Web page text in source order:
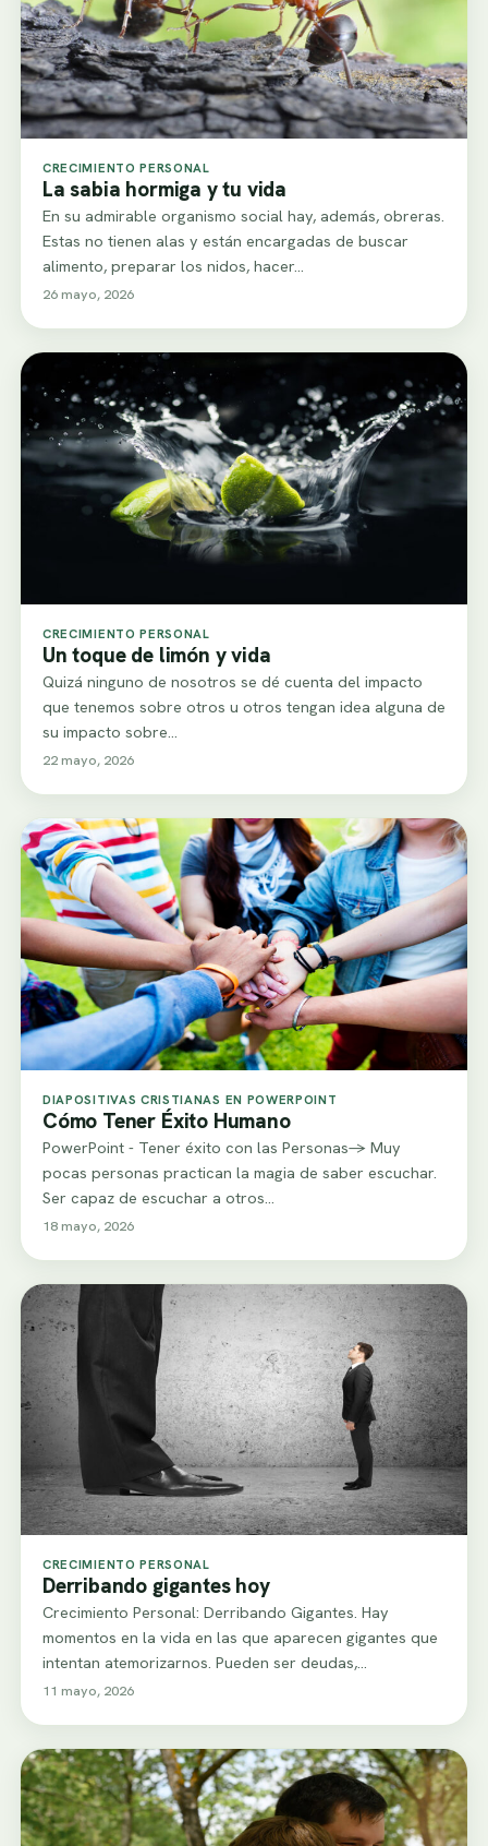
CRECIMIENTO PERSONAL
La sabia hormiga y tu vida
En su admirable organismo social hay, además, obreras.
Estas no tienen alas y están encargadas de buscar
alimento, preparar los nidos, hacer…
26 mayo, 2026
CRECIMIENTO PERSONAL
Un toque de limón y vida
Quizá ninguno de nosotros se dé cuenta del impacto
que tenemos sobre otros u otros tengan idea alguna de
su impacto sobre…
22 mayo, 2026
DIAPOSITIVAS CRISTIANAS EN POWERPOINT
Cómo Tener Éxito Humano
PowerPoint - Tener éxito con las Personas-> Muy
pocas personas practican la magia de saber escuchar.
Ser capaz de escuchar a otros…
18 mayo, 2026
CRECIMIENTO PERSONAL
Derribando gigantes hoy
Crecimiento Personal: Derribando Gigantes. Hay
momentos en la vida en las que aparecen gigantes que
intentan atemorizarnos. Pueden ser deudas,
enfermedades, crísis…
11 mayo, 2026